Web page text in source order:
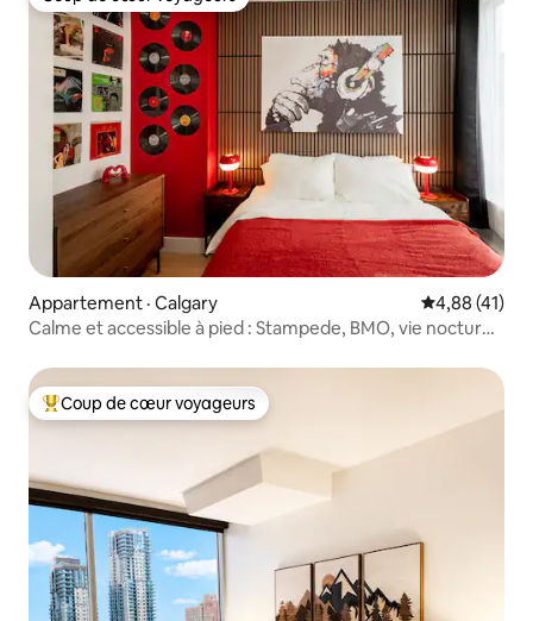
Coup de cœur voyageurs
Appartement · Calgary Note
4,88 (41)
Calme et accessible à pied : Stampede, BMO, vie nocturne
Coup de cœur voyageurs parmi les plus aimés
Coup de cœur voyageurs